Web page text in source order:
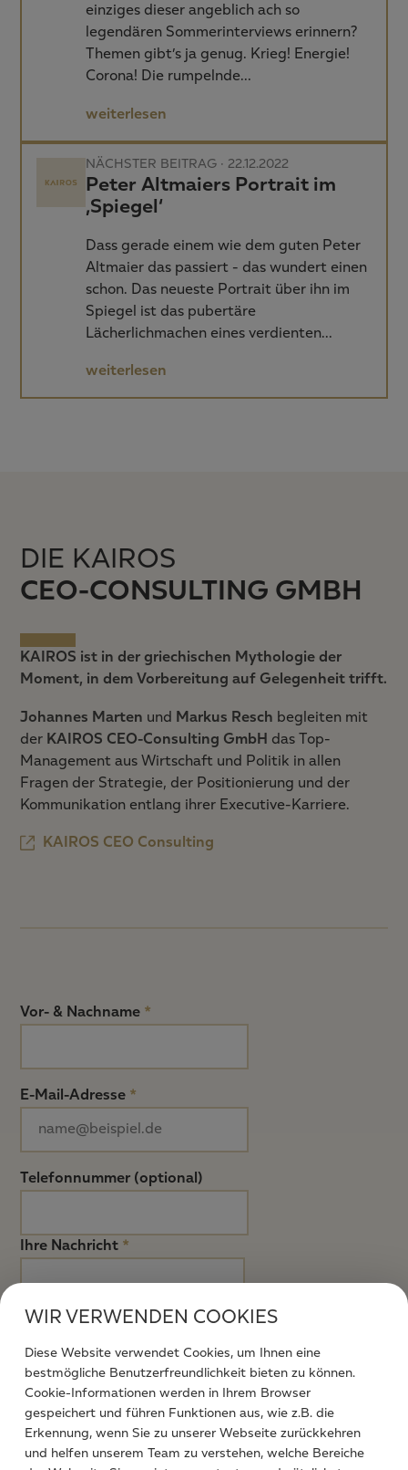
einziges dieser angeblich ach so
legendären Sommerinterviews erinnern?
Themen gibt’s ja genug. Krieg! Energie!
Corona! Die rumpelnde…
weiterlesen
NÄCHSTER BEITRAG · 22.12.2022
Peter Altmaiers Portrait im
‚Spiegel‘
Dass gerade einem wie dem guten Peter
Altmaier das passiert - das wundert einen
schon. Das neueste Portrait über ihn im
Spiegel ist das pubertäre
Lächerlichmachen eines verdienten…
weiterlesen
DIE KAIROS
CEO-CONSULTING GMBH
KAIROS ist in der griechischen Mythologie der
Moment, in dem Vorbereitung auf Gelegenheit trifft.
Johannes Marten und Markus Resch begleiten mit
der KAIROS CEO-Consulting GmbH das Top-
Management aus Wirtschaft und Politik in allen
Fragen der Strategie, der Positionierung und der
Kommunikation entlang ihrer Executive-Karriere.
KAIROS CEO Consulting
Vor- & Nachname *
E-Mail-Adresse *
Telefonnummer (optional)
Ihre Nachricht *
Ich stimme zu, dass meine abgesendeten Daten
zum Zweck der Bearbeitung meines Anliegens
verarbeitet werden. Weitere Informationen finden
WIR VERWENDEN COOKIES
Diese Website verwendet Cookies, um Ihnen eine
bestmögliche Benutzerfreundlichkeit bieten zu können.
Cookie-Informationen werden in Ihrem Browser
gespeichert und führen Funktionen aus, wie z.B. die
Erkennung, wenn Sie zu unserer Webseite zurückkehren
und helfen unserem Team zu verstehen, welche Bereiche